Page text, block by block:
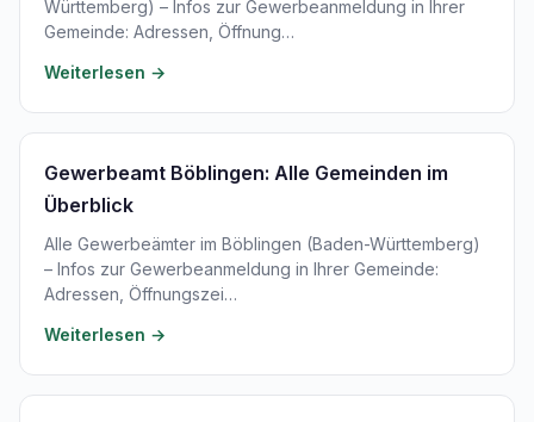
Württemberg) – Infos zur Gewerbeanmeldung in Ihrer
Gemeinde: Adressen, Öffnung…
Weiterlesen →
Gewerbeamt Böblingen: Alle Gemeinden im
Überblick
Alle Gewerbeämter im Böblingen (Baden-Württemberg)
– Infos zur Gewerbeanmeldung in Ihrer Gemeinde:
Adressen, Öffnungszei…
Weiterlesen →